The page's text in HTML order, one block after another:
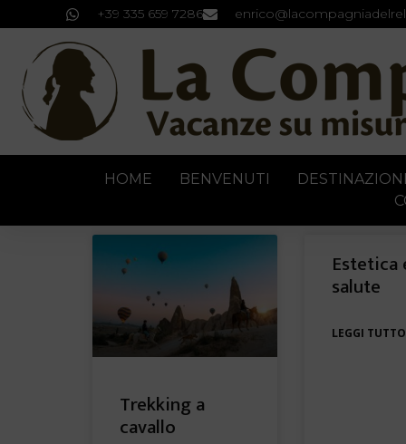
+39 335 659 7286
HOME BENVENUTI
Trekking a
cavallo
Estetica
salute
LEGGI